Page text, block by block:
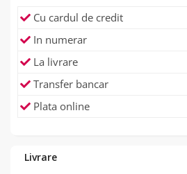
Cu cardul de credit
In numerar
La livrare
Transfer bancar
Plata online
Livrare